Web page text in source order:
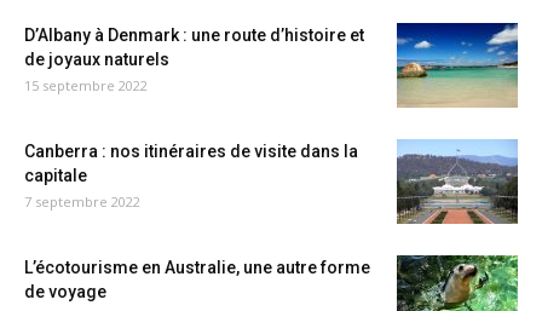
D’Albany à Denmark : une route d’histoire et
de joyaux naturels
15 septembre 2022
Canberra : nos itinéraires de visite dans la
capitale
7 septembre 2022
L’écotourisme en Australie, une autre forme
de voyage